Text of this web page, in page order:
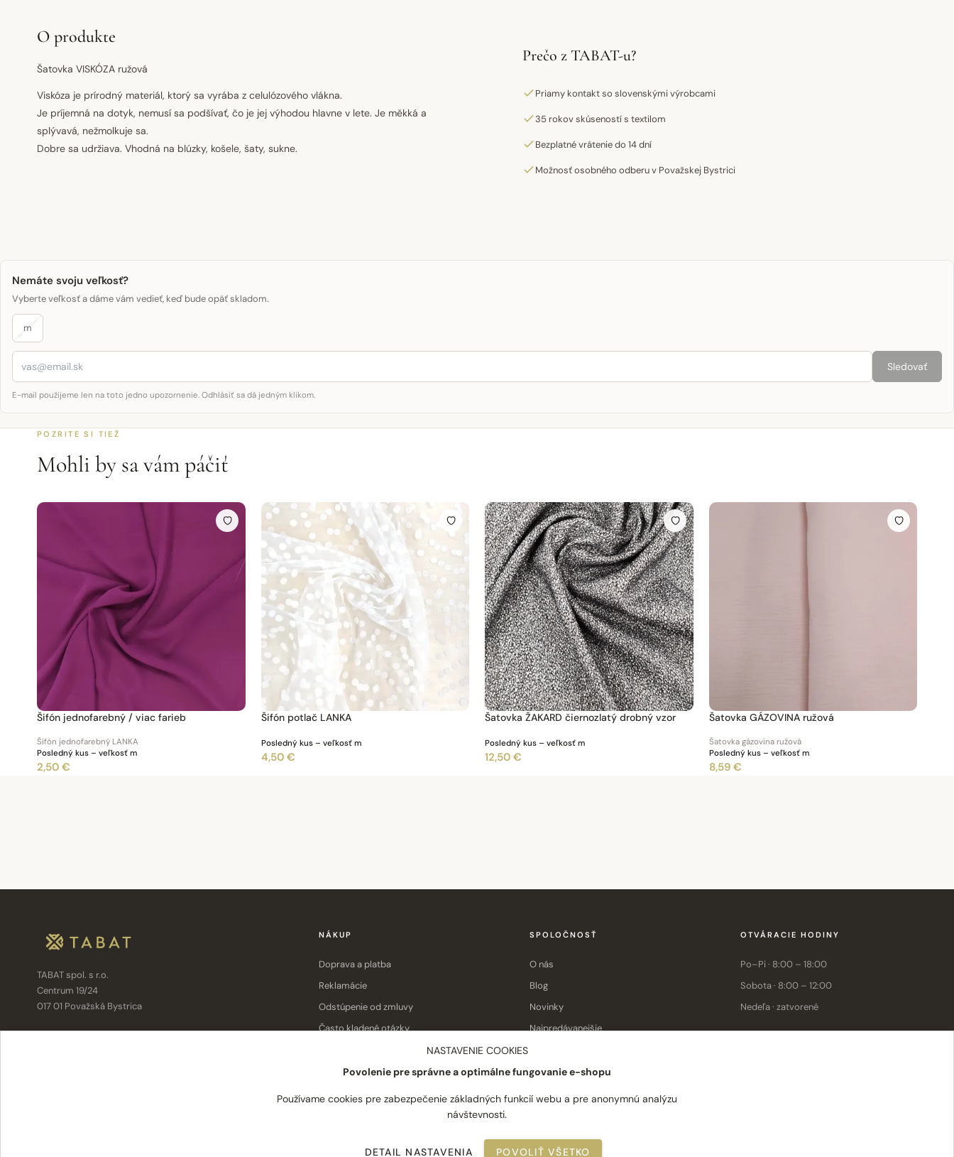
O produkte
Šatovka VISKÓZA ružová
Viskóza je prírodný materiál, ktorý sa vyrába z celulózového vlákna.
Je príjemná na dotyk, nemusí sa podšívať, čo je jej výhodou hlavne v lete. Je měkká a
splývavá, nežmolkuje sa.
Dobre sa udržiava. Vhodná na blúzky, košele, šaty, sukne.
Prečo z TABAT-u?
Priamy kontakt so slovenskými výrobcami
35 rokov skúseností s textilom
Bezplatné vrátenie do 14 dní
Možnosť osobného odberu v Považskej Bystrici
Nemáte svoju veľkosť?
Vyberte veľkosť a dáme vám vedieť, keď bude opäť skladom.
m
Sledovať
E-mail použijeme len na toto jedno upozornenie. Odhlásiť sa dá jedným klikom.
POZRITE SI TIEŽ
Mohli by sa vám páčiť
Šifón jednofarebný / viac farieb
Šifón jednofarebný LANKA
Posledný kus – veľkosť m
2,50 €
Šifón potlač LANKA
Posledný kus – veľkosť m
4,50 €
Šatovka ŽAKARD čiernozlatý drobný vzor
Posledný kus – veľkosť m
12,50 €
Šatovka GÁZOVINA ružová
Šatovka gázovina ružová
Posledný kus – veľkosť m
8,59 €
TABAT spol. s r.o.
Centrum 19/24
017 01 Považská Bystrica
NÁKUP
Doprava a platba
Reklamácie
Odstúpenie od zmluvy
Často kladené otázky
SPOLOČNOSŤ
O nás
Blog
Novinky
Najpredávanejšie
OTVÁRACIE HODINY
Po–Pi · 8:00 – 18:00
Sobota · 8:00 – 12:00
Nedeľa · zatvorené
NASTAVENIE COOKIES
Povolenie pre správne a optimálne fungovanie e-shopu
Používame cookies pre zabezpečenie základných funkcií webu a pre anonymnú analýzu
návštevnosti.
DETAIL NASTAVENIA POVOLIŤ VŠETKO